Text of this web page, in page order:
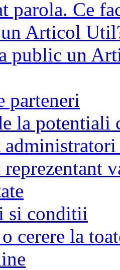
parola. Ce
un Articol
public un
parteneri
la potentiali
si conditii
cerere la